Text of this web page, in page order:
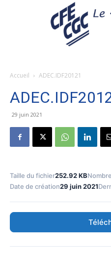
Accueil ADEC.IDF20121
29 juin 2021
Taille du fichier252.92 KB
Date de création29 juin 2021